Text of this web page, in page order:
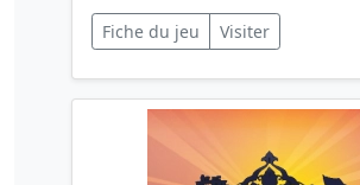
Fiche du jeu Visiter